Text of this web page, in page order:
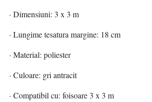
· Dimensiuni: 3 x 3 m
· Lungime tesatura margine: 18 cm
· Material: poliester
· Culoare: gri antracit
· Compatibil cu: foisoare 3 x 3 m